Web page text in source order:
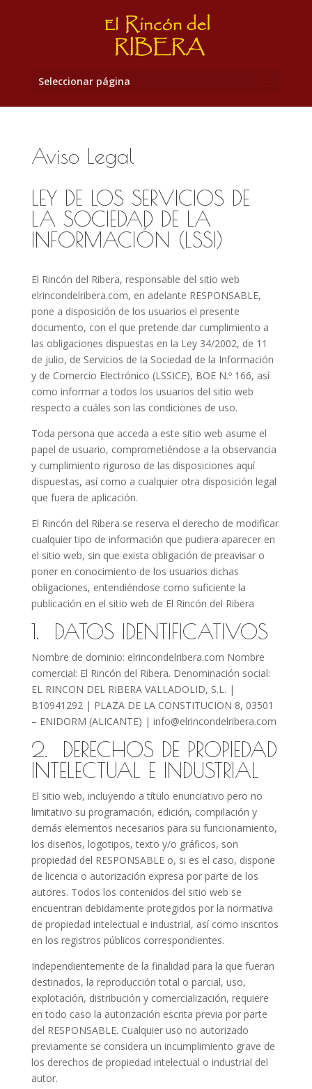
Seleccionar página
Aviso Legal
LEY DE LOS SERVICIOS DE
LA SOCIEDAD DE LA
INFORMACIÓN (LSSI)
El Rincón del Ribera, responsable del sitio web
elrincondelribera.com, en adelante RESPONSABLE,
pone a disposición de los usuarios el presente
documento, con el que pretende dar cumplimiento a
las obligaciones dispuestas en la Ley 34/2002, de 11
de julio, de Servicios de la Sociedad de la Información
y de Comercio Electrónico (LSSICE), BOE N.º 166, así
como informar a todos los usuarios del sitio web
respecto a cuáles son las condiciones de uso.
Toda persona que acceda a este sitio web asume el
papel de usuario, comprometiéndose a la observancia
y cumplimiento riguroso de las disposiciones aquí
dispuestas, así como a cualquier otra disposición legal
que fuera de aplicación.
El Rincón del Ribera se reserva el derecho de modificar
cualquier tipo de información que pudiera aparecer en
el sitio web, sin que exista obligación de preavisar o
poner en conocimiento de los usuarios dichas
obligaciones, entendiéndose como suficiente la
publicación en el sitio web de El Rincón del Ribera
1. DATOS IDENTIFICATIVOS
Nombre de dominio: elrincondelribera.com Nombre
comercial: El Rincón del Ribera. Denominación social:
EL RINCON DEL RIBERA VALLADOLID, S.L. |
B10941292 | PLAZA DE LA CONSTITUCION 8, 03501
– ENIDORM (ALICANTE) | info@elrincondelribera.com
2. DERECHOS DE PROPIEDAD
INTELECTUAL E INDUSTRIAL
El sitio web, incluyendo a título enunciativo pero no
limitativo su programación, edición, compilación y
demás elementos necesarios para su funcionamiento,
los diseños, logotipos, texto y/o gráficos, son
propiedad del RESPONSABLE o, si es el caso, dispone
de licencia o autorización expresa por parte de los
autores. Todos los contenidos del sitio web se
encuentran debidamente protegidos por la normativa
de propiedad intelectual e industrial, así como inscritos
en los registros públicos correspondientes.
Independientemente de la finalidad para la que fueran
destinados, la reproducción total o parcial, uso,
explotación, distribución y comercialización, requiere
en todo caso la autorización escrita previa por parte
del RESPONSABLE. Cualquier uso no autorizado
previamente se considera un incumplimiento grave de
los derechos de propiedad intelectual o industrial del
autor.